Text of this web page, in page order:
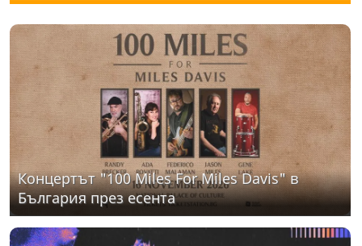
Концертът "100 Miles For Miles Davis" в
България през есента